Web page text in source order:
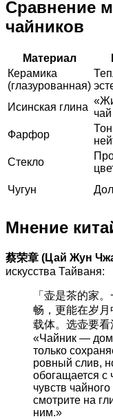
Сравнение
чайников
Материал
Керамика
(глазурованная)
Исинская глина
Фарфор
Стекло
Чугун
Мнение
蔡荣章 (Цай Жун
искусства Тайваня:
「壶是茶的家
畅，更能在岁
载体。选壶要
«Чайник — дом
только
ровный слив,
обогащается с
чувств
смотрите на
ним.»